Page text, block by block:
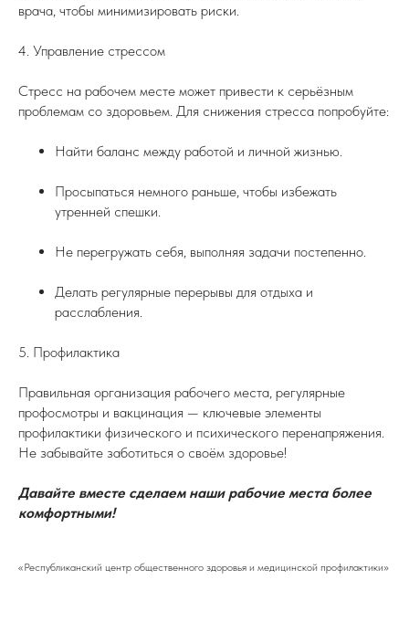
врача, чтобы минимизировать риски.
4. Управление стрессом
Стресс на рабочем месте может привести к серьёзным
проблемам со здоровьем. Для снижения стресса попробуйте:
Найти баланс между работой и личной жизнью.
Просыпаться немного раньше, чтобы избежать
утренней спешки.
Не перегружать себя, выполняя задачи постепенно.
Делать регулярные перерывы для отдыха и
расслабления.
5. Профилактика
Правильная организация рабочего места, регулярные
профосмотры и вакцинация — ключевые элементы
профилактики физического и психического перенапряжения.
Не забывайте заботиться о своём здоровье!
Давайте вместе сделаем наши рабочие места более
комфортными!
«Республиканский центр общественного здоровья и медицинской профилактики»